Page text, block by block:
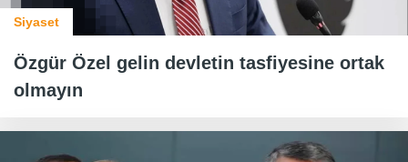
Siyaset
Özgür Özel gelin devletin tasfiyesine ortak
olmayın